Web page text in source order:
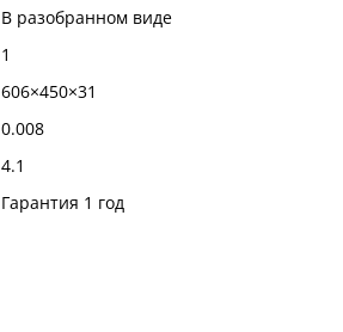
В разобранном виде
1
606×450×31
0.008
4.1
Гарантия 1 год